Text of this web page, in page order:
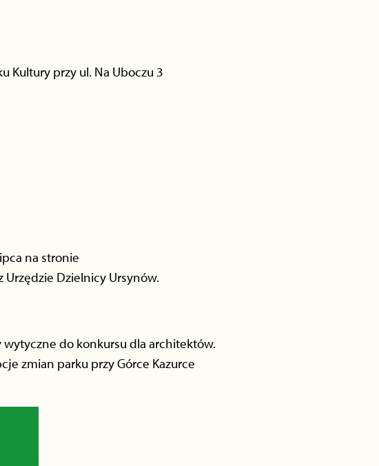
Kultury przy ul. Na Uboczu 3
na stronie
Dzielnicy Ursynów.
do konkursu dla architektów.
zmian parku przy Górce Kazurce